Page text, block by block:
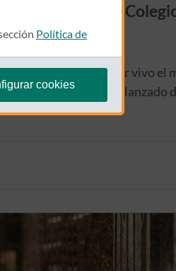
con el
continuar y mantener vivo el
de Caser se ha lanzado
Política de
cookies